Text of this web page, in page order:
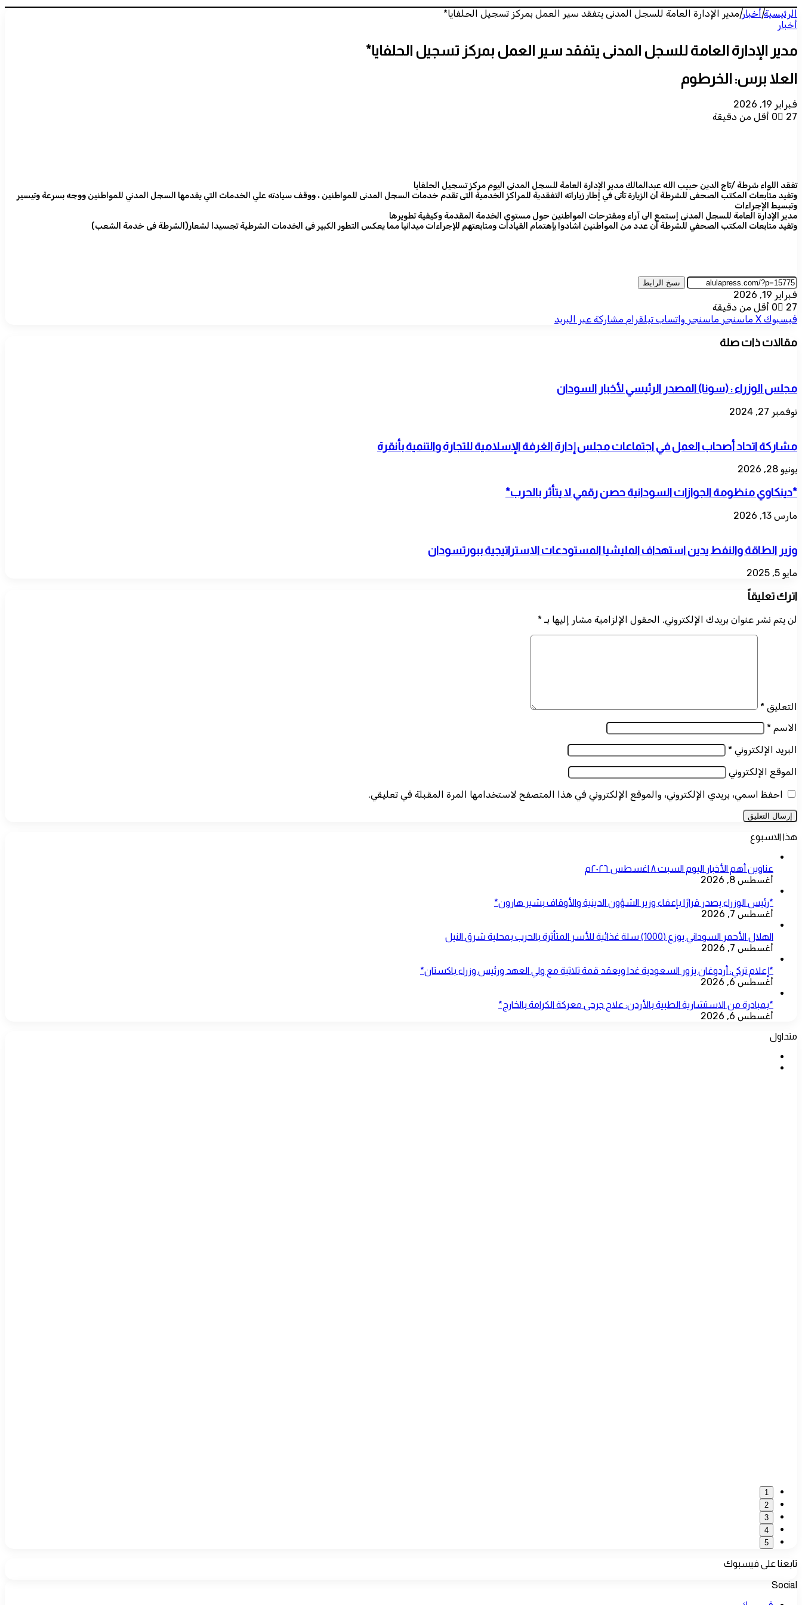
الرئيسية|أخبار|مدير الإدارة العامة للسجل المدنى يتفقد سير العمل بمركز تسجيل الحلفايا*
أخبار
مدير الإدارة العامة للسجل المدنى يتفقد سير العمل بمركز تسجيل الحلفايا*
العلا برس: الخرطوم
فبراير 19, 2026
0
27 أقل من دقيقة
تفقد اللواء شرطة /تاج الدين حبيب الله عبدالمالك مدير الإدارة العامة للسجل المدنى اليوم مركز تسجيل الحلفايا
وتفيد متابعات المكتب الصحفى للشرطة أن الزيارة تأتى في إطار زياراته التفقدية للمراكز الخدمية التى تقدم خدمات السجل المدنى للمواطنين ، ووقف سيادته علي الخدمات التي يقدمها السجل المدني للمواطنين ووجه بسرعة وتيسير
وتبسيط الإجراءات
مدير الإدارة العامة للسجل المدنى إستمع الى آراء ومقترحات المواطنين حول مستوي الخدمة المقدمة وكيفية تطويرها
وتفيد متابعات المكتب الصحفي للشرطة أن عدد من المواطنين اشادوا بإهتمام القيادات ومتابعتهم للإجراءات ميدانيا مما يعكس التطور الكبير فى الخدمات الشرطية تجسيدا لشعار(الشرطة فى خدمة الشعب)
نسخ الرابط
فبراير 19, 2026
0
27
أقل من دقيقة
فيسبوك ‫X ماسنجر ماسنجر واتساب تيلقرام مشاركة عبر البريد
مقالات ذات صلة
مجلس الوزراء : (سونا) المصدر الرئيسي لأخبار السودان
نوفمبر 27, 2024
مشاركة اتحاد أصحاب العمل في اجتماعات مجلس إدارة الغرفة الإسلامية للتجارة والتنمية بأنقرة
يونيو 28, 2026
*دينكاوي منظومة الجوازات السودانية حصن رقمي لا يتأثر بالحرب*
مارس 13, 2026
وزير الطاقة والنفط يدين استهداف المليشيا المستودعات الاستراتيجية ببورتسودان
مايو 5, 2025
اترك تعليقاً
لن يتم نشر عنوان بريدك الإلكتروني. الحقول الإلزامية مشار إليها بـ *
التعليق *
الاسم *
البريد الإلكتروني *
الموقع الإلكتروني
احفظ اسمي، بريدي الإلكتروني، والموقع الإلكتروني في هذا المتصفح لاستخدامها المرة المقبلة في تعليقي.
هذا الاسبوع
عناوين أهم الأخبار اليوم السبت ٨ اغسطس ٢٠٢٦م
أغسطس 8, 2026
*رئيس الوزراء يصدر قرارًا بإعفاء وزير الشؤون الدينية والأوقاف بشير هارون*
أغسطس 7, 2026
الهلال الأحمر السوداني يوزع (1000) سلة غذائية للأسر المتأثرة بالحرب بمحلية شرق النيل
أغسطس 7, 2026
*إعلام تركي: أردوغان يزور السعودية غدا ويعقد قمة ثلاثية مع ولي العهد ورئيس وزراء باكستان*
أغسطس 6, 2026
*بمبادرة من الاستشارية الطبية بالأردن: علاج جرحى معركة الكرامة بالخارج*
أغسطس 6, 2026
متداول
1
2
3
4
5
تابعنا على فيسبوك
Social